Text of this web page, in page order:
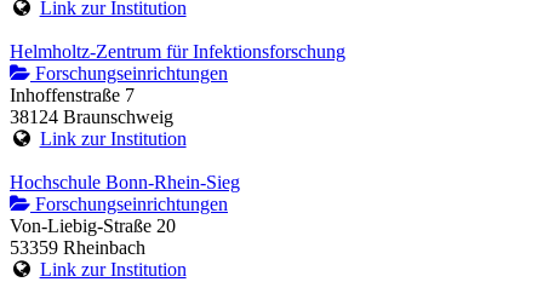
Link zur Institution
Helmholtz-Zentrum für Infektionsforschung
Forschungseinrichtungen
Inhoffenstraße 7
38124 Braunschweig
Link zur Institution
Hochschule Bonn-Rhein-Sieg
Forschungseinrichtungen
Von-Liebig-Straße 20
53359 Rheinbach
Link zur Institution